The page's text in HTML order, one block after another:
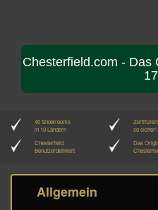
Chesterfield.com - Das
40 Showrooms
in 10 Ländern
Zertifiziert
so sicher!
Chesterfield
Benutzerdefiniert
Das
Allgemein